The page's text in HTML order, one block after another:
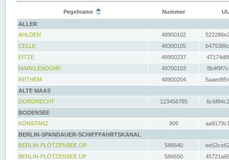
Pegelname Nummer
ALLER
AHLDEN
48900102
CELLE
48300105
EITZE
48900237
MARKLENDORF
48700103
RETHEM
48900204
ALTE MAAS
DORDRECHT
123456785
BODENSEE
KONSTANZ
906
BERLIN-SPANDAUER-SCHIFFFAHRTSKANAL
BERLIN-PLÖTZENSEE OP
586640
BERLIN-PLÖTZENSEE UP
586650